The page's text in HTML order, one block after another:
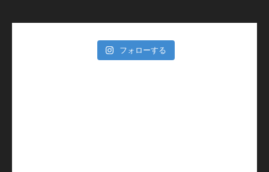
フォローする